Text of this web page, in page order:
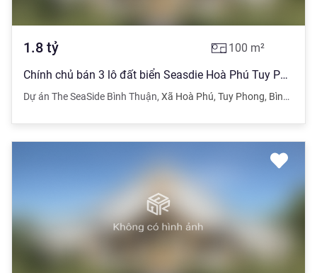
1.8 tỷ 100 m²
Chính chủ bán 3 lô đất biển Seasdie Hoà Phú Tuy Phong Bình Thuận 100m2 giá siêu tốt
Dự án The SeaSide Bình Thuận, Xã Hoà Phú, Tuy Phong, Bình Thuận